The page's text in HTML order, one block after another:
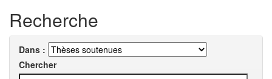
Recherche
Dans :
Chercher